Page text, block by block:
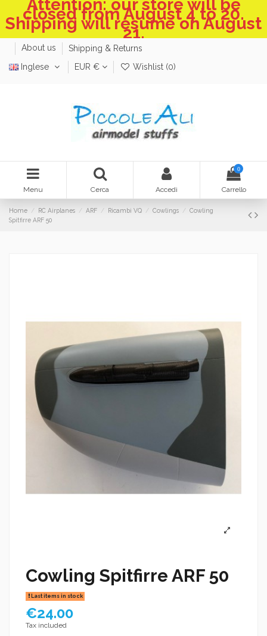
Attention: our store will be
closed from August 4 to 20.
Shipping will resume on August
21.
About us
Shipping & Returns
Inglese
EUR € Wishlist (0)
Menu Cerca Accedi
0
Carrello
Home RC Airplanes ARF Ricambi VQ Cowlings
Cowling
Spitfirre ARF 50
Cowling Spitfirre ARF 50
Last items in stock
€24.00
Tax included